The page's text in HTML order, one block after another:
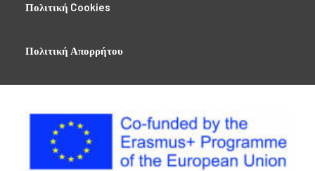
Πολιτική Cookies
Πολιτική Απορρήτου